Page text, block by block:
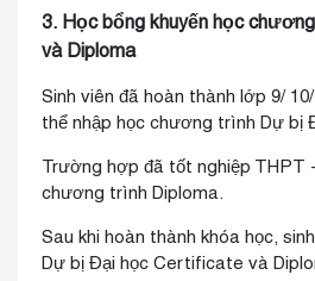
3. Học bổng khuyến học
và Diploma
Sinh viên đã hoàn thành lớp 9/
thể nhập học chương trình Dự bị
Trường hợp đã tốt nghiệp THPT
chương trình Diploma.
Sau khi hoàn thành khóa học,
Dự bị Đại học Certificate và